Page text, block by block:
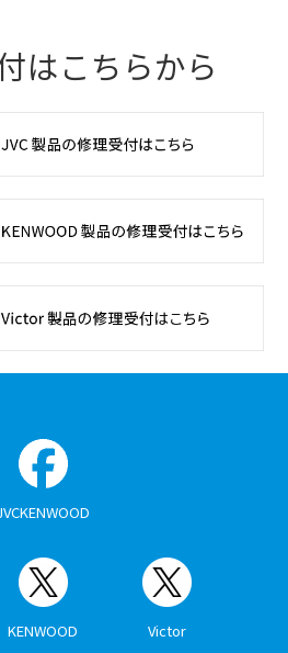
はこちらから
KENWOOD Victor